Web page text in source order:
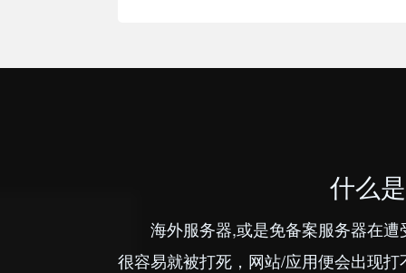
什么
海外服务器,或是免备案服务器在
很容易就被打死，网站/应用便会出现